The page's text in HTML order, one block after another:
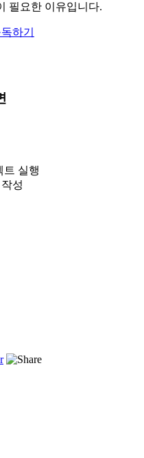
필요한 이유입니다.
하기
트 실행
성